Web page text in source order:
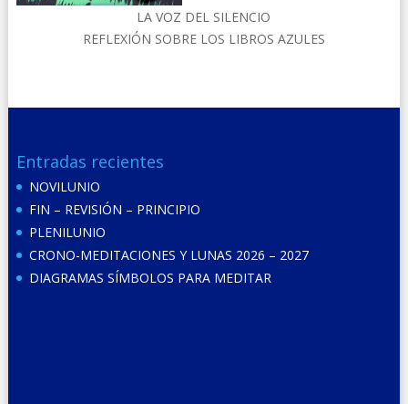
LA VOZ DEL SILENCIO
REFLEXIÓN SOBRE LOS LIBROS AZULES
Entradas recientes
NOVILUNIO
FIN – REVISIÓN – PRINCIPIO
PLENILUNIO
CRONO-MEDITACIONES Y LUNAS 2026 – 2027
DIAGRAMAS SÍMBOLOS PARA MEDITAR